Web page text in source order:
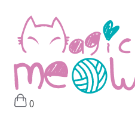
Перейти
до
навігації
Перейти
до
контенту
Головна
0